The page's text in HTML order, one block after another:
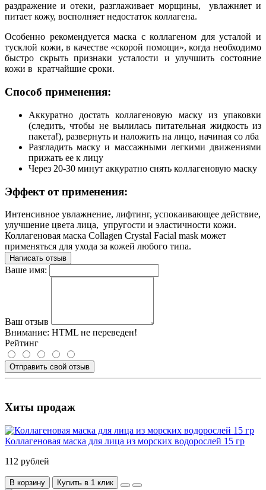
раздражение и отеки, разглаживает морщины, увлажняет и
питает кожу, восполняет недостаток коллагена.
Особенно рекомендуется маска с коллагеном для усталой и
тусклой кожи, в качестве «скорой помощи», когда необходимо
быстро скрыть признаки усталости и улучшить состояние
кожи в кратчайшие сроки.
Способ применения:
Аккуратно достать коллагеновую маску из упаковки
(следить, чтобы не вылилась питательная жидкость из
пакета!), развернуть и наложить на лицо, начиная со лба
Разгладить маску и массажными легкими движениями
прижать ее к лицу
Через 20-30 минут аккуратно снять коллагеновую маску
Эффект от применения:
Интенсивное увлажнение, лифтинг, успокаивающее действие,
улучшение цвета лица, упругости и эластичности кожи.
Коллагеновая маска Collagen Crystal Facial mask может
применяться для ухода за кожей любого типа.
Написать отзыв
Ваше имя:
Ваш отзыв
Внимание: HTML не переведен!
Рейтинг
Отправить свой отзыв
Хиты продаж
Коллагеновая маска для лица из морских водорослей 15 гр
112 рублей
В корзину Купить в 1 клик